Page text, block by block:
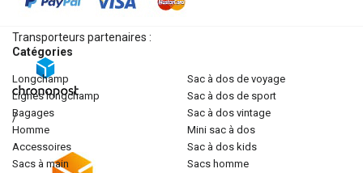
Transporteurs partenaires :
/
Catégories
longchamp
lignes longchamp
bagages
homme
accessoires
sacs à main
sac à dos de voyage
sac à dos de sport
sac à dos vintage
mini sac à dos
sac à dos kids
sacs homme